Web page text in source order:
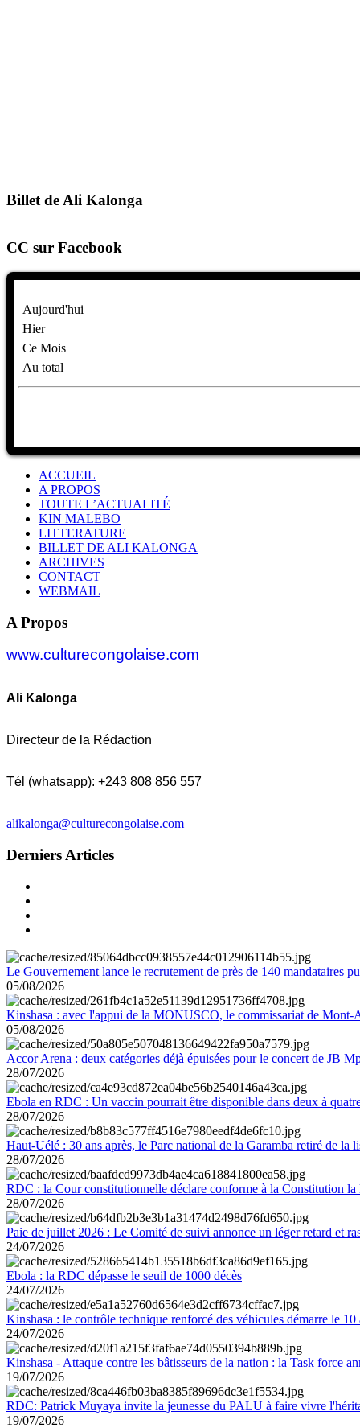
Billet de Ali Kalonga
CC sur Facebook
Aujourd'hui
Hier
Ce Mois
Au total
ACCUEIL
A PROPOS
TOUTE L’ACTUALITÉ
KIN MALEBO
LITTERATURE
BILLET DE ALI KALONGA
ARCHIVES
CONTACT
WEBMAIL
A Propos
www.culturecongolaise.com
Ali Kalonga
Directeur de la Rédaction
Tél (whatsapp): +243 808 856 557
alikalonga@culturecongolaise.com
Derniers Articles
Le Gouvernement lance le recrutement de près de 140 mandataires
05/08/2026
Kinshasa : avec l'appui de la MONUSCO, le commissariat de Mont-
05/08/2026
Accor Arena : deux catégories déjà épuisées pour le concert de JB
28/07/2026
Ebola en RDC : Un vaccin pourrait être disponible dans deux à
28/07/2026
Haut-Uélé : 30 ans après, le Parc national de la Garamba retiré de la
28/07/2026
RDC : la Cour constitutionnelle déclare conforme à la Constitution la
28/07/2026
Paie de juillet 2026 : Le Comité de suivi annonce un léger retard et
24/07/2026
Ebola : la RDC dépasse le seuil de 1000 décès
24/07/2026
Kinshasa : le contrôle technique renforcé des véhicules démarre le 10
24/07/2026
Kinshasa - Attaque contre les bâtisseurs de la nation : la Task force
19/07/2026
RDC: Patrick Muyaya invite la jeunesse du PALU à faire vivre
19/07/2026